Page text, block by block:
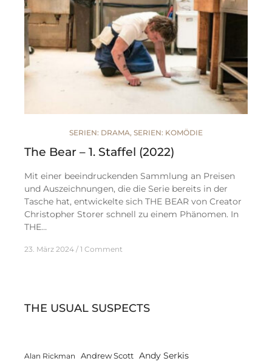
SERIEN: DRAMA, SERIEN: KOMÖDIE
The Bear – 1. Staffel (2022)
Mit einer beeindruckenden Sammlung an Preisen
und Auszeichnungen, die die Serie bereits in der
Tasche hat, entwickelte sich THE BEAR von Creator
Christopher Storer schnell zu einem Phänomen. In
THE…
23. März 2024 1 Comment
THE USUAL SUSPECTS
Alan Rickman Andrew Scott Andy Serkis